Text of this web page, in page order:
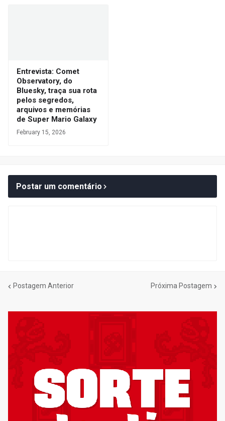
Entrevista: Comet
Observatory, do
Bluesky, traça sua rota
pelos segredos,
arquivos e memórias
de Super Mario Galaxy
February 15, 2026
Postar um comentário
Postagem Anterior Próxima Postagem